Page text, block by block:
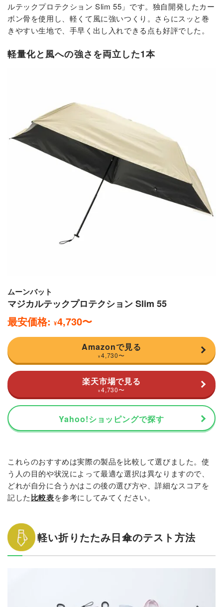
ルテックプロテクション Slim 55」です。独自開発したカー
ボン骨を使用し、軽くて風に強いつくり。さらにスッと巻
きやすい生地で、手早く出し入れできる点も好評でした。
軽量化と風への強さを両立した1本
ムーンバット
マジカルテックプロテクション Slim 55
最安価格: ¥4,730〜
Amazonで見る
¥ 4,730〜
楽天市場で見る
¥ 4,730〜
Yahoo!ショッピングで探す
これらのおすすめは実際の製品を比較して選びました。使
う人の目的や状況によって最適な選択は異なりますので、
どれが自分に合うかはこの後の選び方や、詳細なスコアを
記した比較表を参考にしてみてください。
軽い折りたたみ日傘のテスト方法